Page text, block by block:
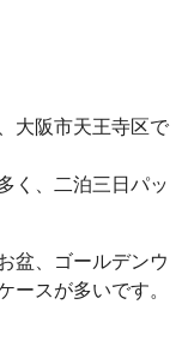
大阪市天王寺区で
く、二泊三日パッ
盆、ゴールデンウ
ースが多いです。